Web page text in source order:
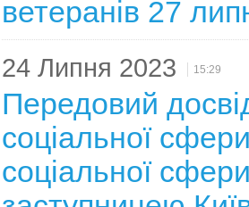
ветеранів 27
24 Липня 2023 15:29
Передовий
соціальної
соціальної